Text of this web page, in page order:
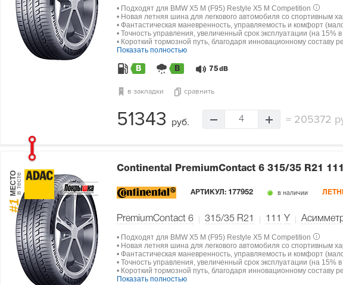
• Подходят для BMW X5 M (F95) Restyle X5 M Competition
• Новая летняя шина для легкового автомобиля со спортивным
• Фантастическая маневренность, управляемость и комфорт
• Точность управления, увеличенный срок эксплуатации (на
• Короткий тормозной путь, благодаря инновационному составу
Показать полностью
B B 75 dB
в закладки сравнить
51343 руб. 4 = 205372
#1
МЕСТОв тесте
Continental PremiumContact 6 315/35 R21
АРТИКУЛ: 177952 в наличии
PremiumContact 6 315/35 R21 111 Y
• Подходят для BMW X5 M (F95) Restyle X5 M Competition
• Новая летняя шина для легкового автомобиля со спортивным
• Фантастическая маневренность, управляемость и комфорт
• Точность управления, увеличенный срок эксплуатации (на
• Короткий тормозной путь, благодаря инновационному составу
Показать полностью